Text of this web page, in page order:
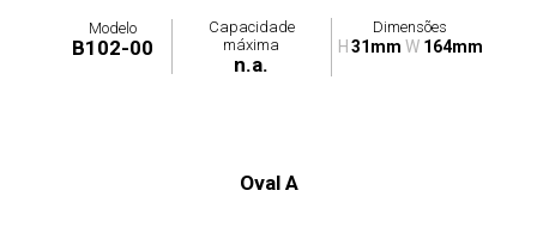
Modelo
B102-00
Capacidade
máxima
n.a.
Dimensões
H 31mm W 164mm
Oval A